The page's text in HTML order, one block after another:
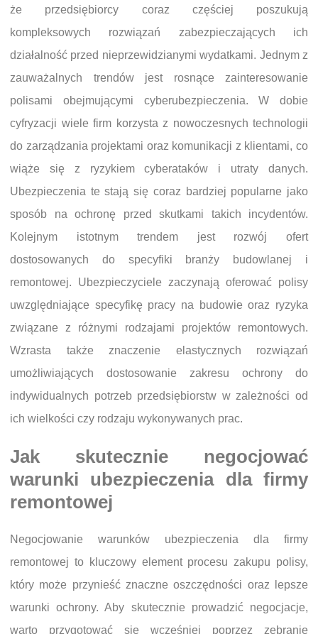
że przedsiębiorcy coraz częściej poszukują
kompleksowych rozwiązań zabezpieczających ich
działalność przed nieprzewidzianymi wydatkami. Jednym z
zauważalnych trendów jest rosnące zainteresowanie
polisami obejmującymi cyberubezpieczenia. W dobie
cyfryzacji wiele firm korzysta z nowoczesnych technologii
do zarządzania projektami oraz komunikacji z klientami, co
wiąże się z ryzykiem cyberataków i utraty danych.
Ubezpieczenia te stają się coraz bardziej popularne jako
sposób na ochronę przed skutkami takich incydentów.
Kolejnym istotnym trendem jest rozwój ofert
dostosowanych do specyfiki branży budowlanej i
remontowej. Ubezpieczyciele zaczynają oferować polisy
uwzględniające specyfikę pracy na budowie oraz ryzyka
związane z różnymi rodzajami projektów remontowych.
Wzrasta także znaczenie elastycznych rozwiązań
umożliwiających dostosowanie zakresu ochrony do
indywidualnych potrzeb przedsiębiorstw w zależności od
ich wielkości czy rodzaju wykonywanych prac.
Jak skutecznie negocjować
warunki ubezpieczenia dla firmy
remontowej
Negocjowanie warunków ubezpieczenia dla firmy
remontowej to kluczowy element procesu zakupu polisy,
który może przynieść znaczne oszczędności oraz lepsze
warunki ochrony. Aby skutecznie prowadzić negocjacje,
warto przygotować się wcześniej poprzez zebranie